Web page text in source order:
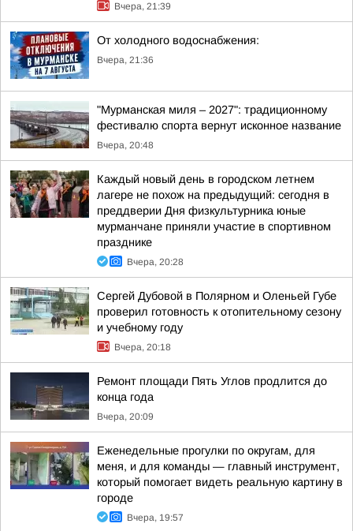
Вчера, 21:39
От холодного водоснабжения:
Вчера, 21:36
"Мурманская миля – 2027": традиционному
фестивалю спорта вернут исконное название
Вчера, 20:48
Каждый новый день в городском летнем
лагере не похож на предыдущий: сегодня в
преддверии Дня физкультурника юные
мурманчане приняли участие в спортивном
празднике
Вчера, 20:28
Сергей Дубовой в Полярном и Оленьей Губе
проверил готовность к отопительному сезону
и учебному году
Вчера, 20:18
Ремонт площади Пять Углов продлится до
конца года
Вчера, 20:09
Еженедельные прогулки по округам, для
меня, и для команды — главный инструмент,
который помогает видеть реальную картину в
городе
Вчера, 19:57